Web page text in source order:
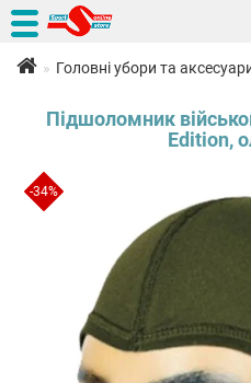
Головні убори та
Підшоломник
Edition,
-34%